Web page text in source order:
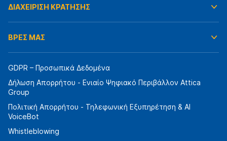
ΔΙΑΧΕΙΡΙΣΗ ΚΡΑΤΗΣΗΣ
ΒΡΕΣ ΜΑΣ
GDPR – Προσωπικά Δεδομένα
Δήλωση Απορρήτου - Ενιαίο Ψηφιακό Περιβάλλον Attica
Group
Πολιτική Απορρήτου - Τηλεφωνική Εξυπηρέτηση & AI
VoiceBot
Whistleblowing